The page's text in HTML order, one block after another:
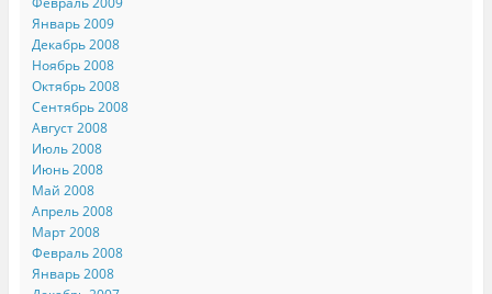
Январь 2009
Декабрь 2008
Ноябрь 2008
Октябрь 2008
Сентябрь 2008
Август 2008
Июль 2008
Июнь 2008
Май 2008
Апрель 2008
Март 2008
Февраль 2008
Январь 2008